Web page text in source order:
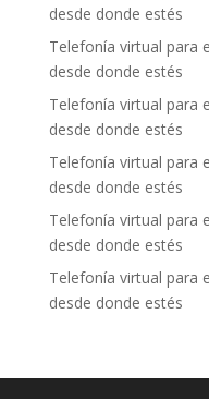
desde donde estés
Telefonía virtual para
desde donde estés
Telefonía virtual para
desde donde estés
Telefonía virtual para
desde donde estés
Telefonía virtual para
desde donde estés
Telefonía virtual para
desde donde estés